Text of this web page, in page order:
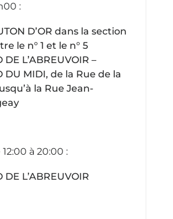
:
D’OR dans la section
le n° 1 et le n° 5
DE L’ABREUVOIR –
DU MIDI, de la Rue de la
la Rue Jean-
à 20:00 :
DE L’ABREUVOIR